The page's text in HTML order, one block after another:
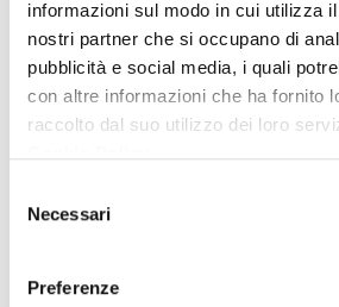
informazioni sul modo in cui utilizza
nostri partner che si occupano di
pubblicità e social media, i quali
con altre informazioni che ha fornito
raccolto dal suo utilizzo dei loro
delNecessari
Preferenze
“occidentale” e del mondo
conoscenza reciproca.
Dati aggiuntivi